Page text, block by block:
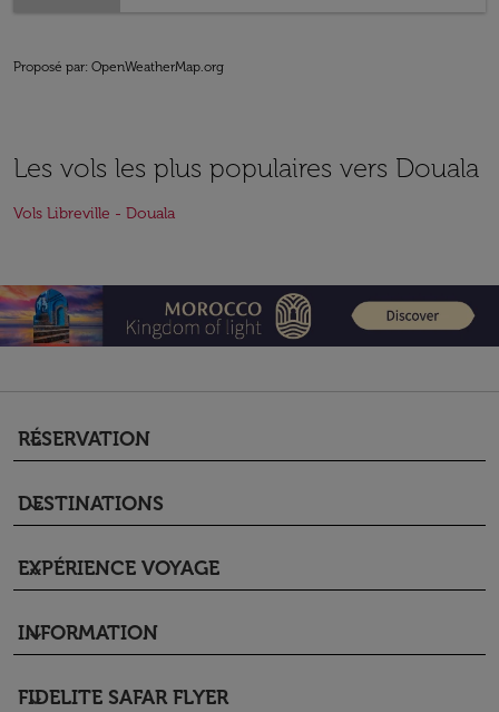
Proposé par: OpenWeatherMap.org
Les vols les plus populaires vers Douala
Vols Libreville - Douala
RÉSERVATION
keyboard_arrow_down
DESTINATIONS
keyboard_arrow_down
EXPÉRIENCE VOYAGE
keyboard_arrow_down
INFORMATION
keyboard_arrow_down
FIDELITE SAFAR FLYER
keyboard_arrow_down